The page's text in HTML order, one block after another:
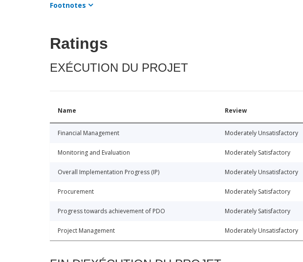
Footnotes
Ratings
EXÉCUTION DU PROJET
Name Review
Financial Management Moderately Unsatisfactory
Monitoring and Evaluation Moderately Satisfactory
Overall Implementation Progress (IP) Moderately Unsatisfactory
Procurement Moderately Satisfactory
Progress towards achievement of PDO Moderately Satisfactory
Project Management Moderately Unsatisfactory